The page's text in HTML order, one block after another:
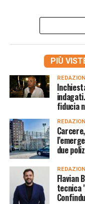
PIÙ
fiducia
due
Flavian
tecnica